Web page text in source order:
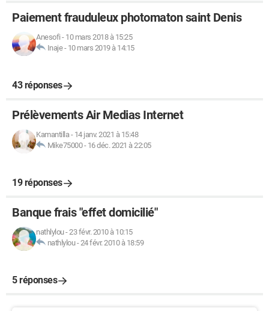
Paiement frauduleux photomaton saint Denis
Anesofi - 10 mars 2018 à 15:25
Inaje- 10 mars 2019 à 14:15
43 réponses
Prélèvements Air Medias Internet
Kamantilla- 14 janv. 2021 à 15:48
Mike75000- 16 déc. 2021 à 22:05
19 réponses
Banque frais "effet domicilié"
nathlylou-23 févr. 2010 à 10:15
nathlylou-24 févr. 2010 à 18:59
5 réponses